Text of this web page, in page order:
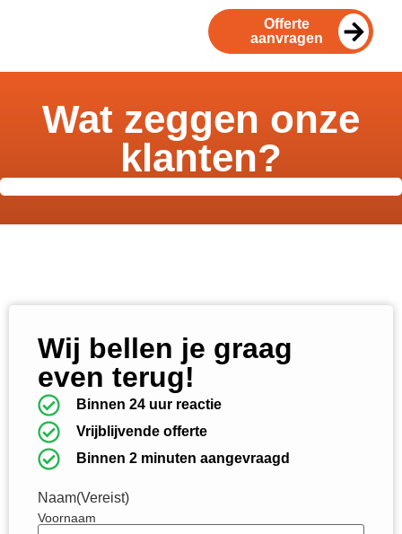
Offerte
aanvragen
Wat zeggen onze
klanten?
Wij bellen je graag
even terug!
Binnen 24 uur reactie
Vrijblijvende offerte
Binnen 2 minuten aangevraagd
Naam(Vereist)
Voornaam